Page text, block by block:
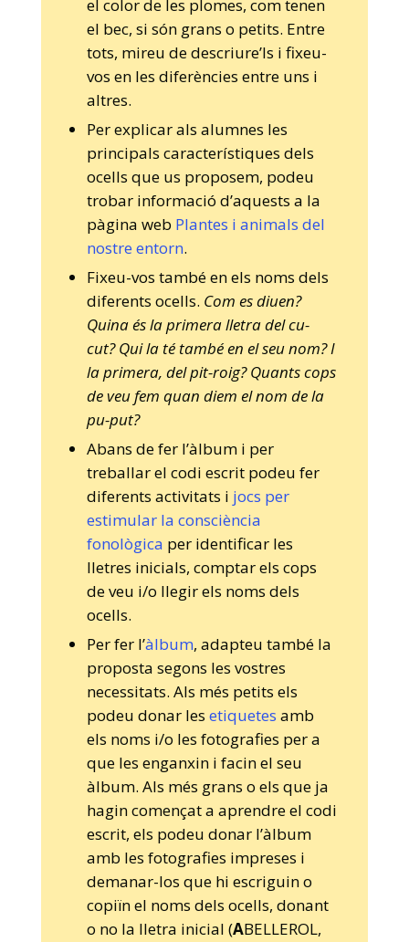
el color de les plomes, com tenen
el bec, si són grans o petits. Entre
tots, mireu de descriure’ls i fixeu-
vos en les diferències entre uns i
altres.
Per explicar als alumnes les
principals característiques dels
ocells que us proposem, podeu
trobar informació d’aquests a la
pàgina web Plantes i animals del
nostre entorn.
Fixeu-vos també en els noms dels
diferents ocells. Com es diuen?
Quina és la primera lletra del cu-
cut? Qui la té també en el seu nom? I
la primera, del pit-roig? Quants cops
de veu fem quan diem el nom de la
pu-put?
Abans de fer l’àlbum i per
treballar el codi escrit podeu fer
diferents activitats i jocs per
estimular la consciència
fonològica per identificar les
lletres inicials, comptar els cops
de veu i/o llegir els noms dels
ocells.
Per fer l’àlbum, adapteu també la
proposta segons les vostres
necessitats. Als més petits els
podeu donar lesetiquetes amb
els noms i/o les fotografies per a
que les enganxin i facin el seu
àlbum. Als més grans o els que ja
hagin començat a aprendre el codi
escrit, els podeu donar l’àlbum
amb les fotografies impreses i
demanar-los que hi escriguin o
copiïn el noms dels ocells, donant
o no la lletra inicial (ABELLEROL,